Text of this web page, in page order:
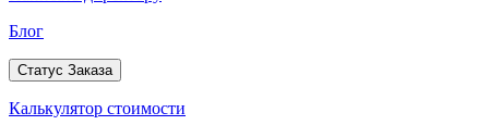
Блог
Статус Заказа
Калькулятор стоимости